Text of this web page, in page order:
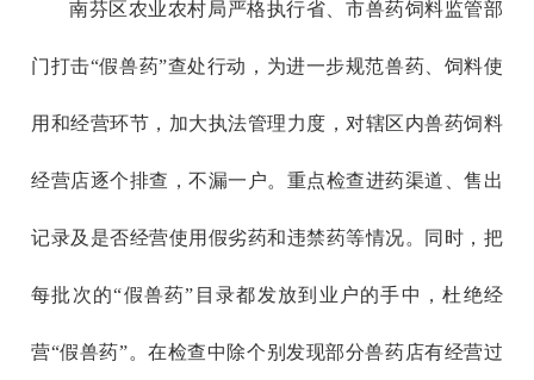
南芬区农业农村局严格执行省、市兽药饲料监管部
门打击“假兽药”查处行动，为进一步规范兽药、饲料使
用和经营环节，加大执法管理力度，对辖区内兽药饲料
经营店逐个排查，不漏一户。重点检查进药渠道、售出
记录及是否经营使用假劣药和违禁药等情况。同时，把
每批次的“假兽药”目录都发放到业户的手中，杜绝经
营“假兽药”。在检查中除个别发现部分兽药店有经营过